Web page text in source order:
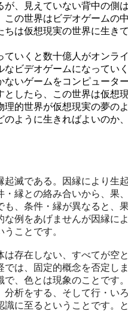
が、見えていない背中の側は
の世界はビデオゲームの中
ちは仮想現実の世界に生きて
いくと数十億人がオンライ
ビデオゲームになっていく
ないゲームをコンピューター
としたら、この世界は仮想現
的世界が仮想現実の夢のよ
ように生きればよいのか、
滅である。因縁により生起
縁との絡み合いから、果、
も、条件・縁が異なると、
例をあげませんが因縁によ
ことです。
存在しない、すべてが空と
は、固定的概念を否定しま
、色とは現象のことです。
析をする、そして行・いろ
に至るということです。と